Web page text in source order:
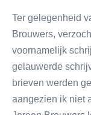
Ter gelegenheid
Brouwers,
voornamelijk
gelauwerde
brieven werden
aangezien ik niet